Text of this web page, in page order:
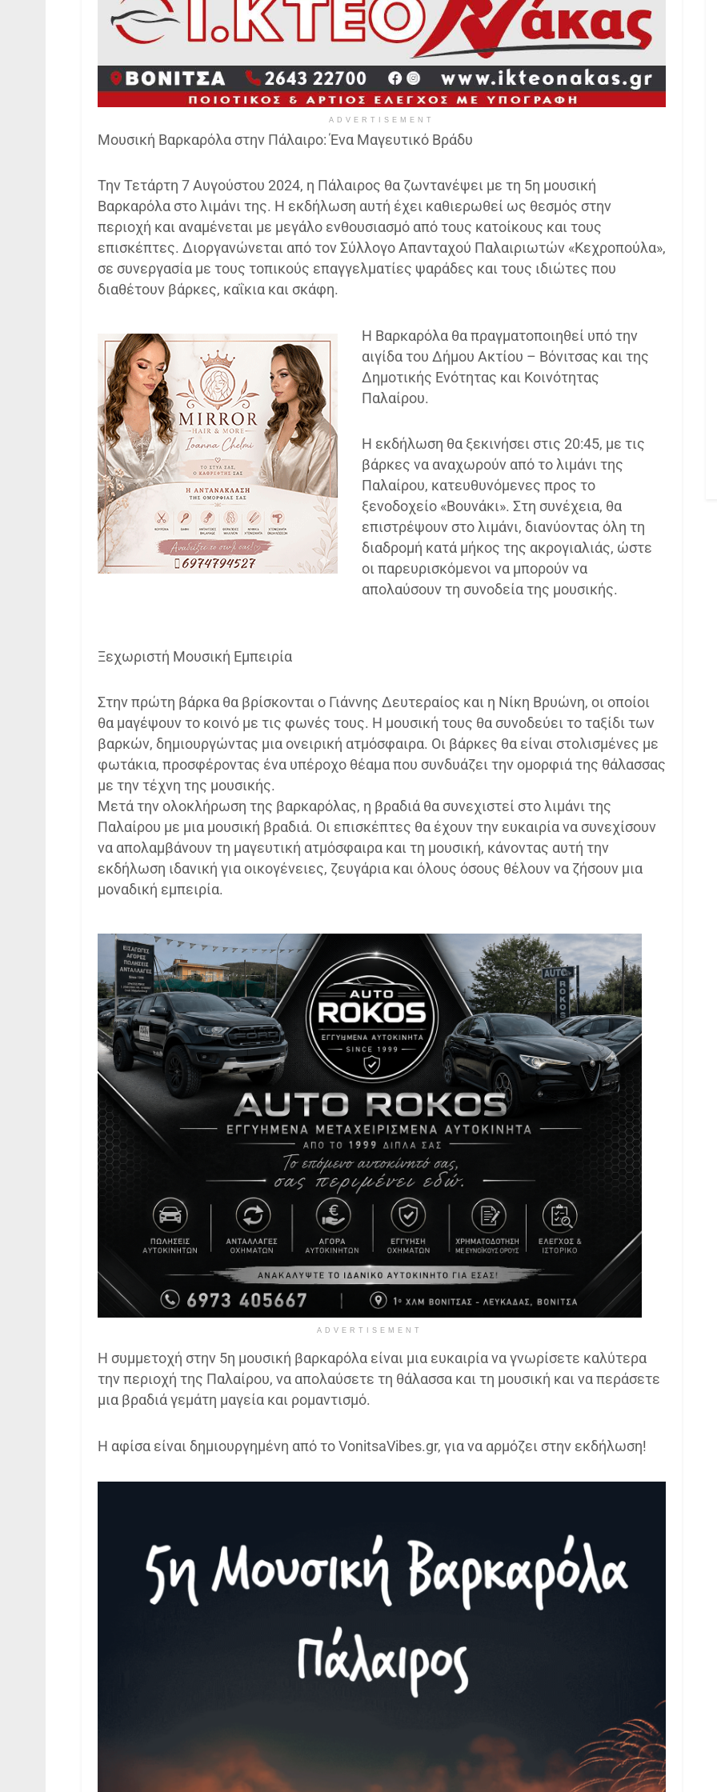
ADVERTISEMENT
Μουσική Βαρκαρόλα στην Πάλαιρο: Ένα Μαγευτικό Βράδυ
Την Τετάρτη 7 Αυγούστου 2024, η Πάλαιρος θα ζωντανέψει με τη 5η μουσική
Βαρκαρόλα στο λιμάνι της. Η εκδήλωση αυτή έχει καθιερωθεί ως θεσμός στην
περιοχή και αναμένεται με μεγάλο ενθουσιασμό από τους κατοίκους και τους
επισκέπτες. Διοργανώνεται από τον Σύλλογο Απανταχού Παλαιριωτών «Κεχροπούλα»,
σε συνεργασία με τους τοπικούς επαγγελματίες ψαράδες και τους ιδιώτες που
διαθέτουν βάρκες, καΐκια και σκάφη.
Η Βαρκαρόλα θα πραγματοποιηθεί υπό την
αιγίδα του Δήμου Ακτίου – Βόνιτσας και της
Δημοτικής Ενότητας και Κοινότητας
Παλαίρου.
Η εκδήλωση θα ξεκινήσει στις 20:45, με τις
βάρκες να αναχωρούν από το λιμάνι της
Παλαίρου, κατευθυνόμενες προς το
ξενοδοχείο «Βουνάκι». Στη συνέχεια, θα
επιστρέψουν στο λιμάνι, διανύοντας όλη τη
διαδρομή κατά μήκος της ακρογιαλιάς, ώστε
οι παρευρισκόμενοι να μπορούν να
απολαύσουν τη συνοδεία της μουσικής.
Ξεχωριστή Μουσική Εμπειρία
Στην πρώτη βάρκα θα βρίσκονται ο Γιάννης Δευτεραίος και η Νίκη Βρυώνη, οι οποίοι
θα μαγέψουν το κοινό με τις φωνές τους. Η μουσική τους θα συνοδεύει το ταξίδι των
βαρκών, δημιουργώντας μια ονειρική ατμόσφαιρα. Οι βάρκες θα είναι στολισμένες με
φωτάκια, προσφέροντας ένα υπέροχο θέαμα που συνδυάζει την ομορφιά της θάλασσας
με την τέχνη της μουσικής.
Μετά την ολοκλήρωση της βαρκαρόλας, η βραδιά θα συνεχιστεί στο λιμάνι της
Παλαίρου με μια μουσική βραδιά. Οι επισκέπτες θα έχουν την ευκαιρία να συνεχίσουν
να απολαμβάνουν τη μαγευτική ατμόσφαιρα και τη μουσική, κάνοντας αυτή την
εκδήλωση ιδανική για οικογένειες, ζευγάρια και όλους όσους θέλουν να ζήσουν μια
μοναδική εμπειρία.
ADVERTISEMENT
Η συμμετοχή στην 5η μουσική βαρκαρόλα είναι μια ευκαιρία να γνωρίσετε καλύτερα
την περιοχή της Παλαίρου, να απολαύσετε τη θάλασσα και τη μουσική και να περάσετε
μια βραδιά γεμάτη μαγεία και ρομαντισμό.
Η αφίσα είναι δημιουργημένη από το VonitsaVibes.gr, για να αρμόζει στην εκδήλωση!